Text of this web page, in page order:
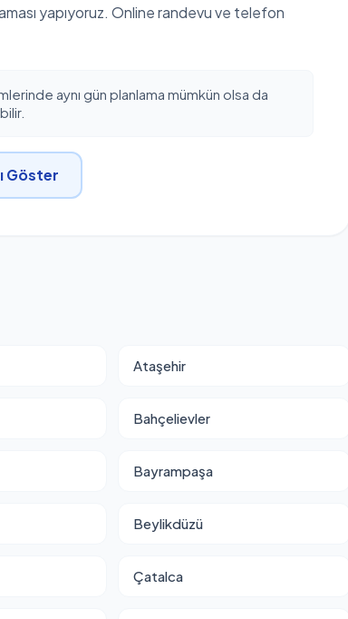
yapıyoruz. Online randevu ve telefon
aynı gün planlama mümkün olsa da
Göster
Ataşehir
Bahçelievler
Bayrampaşa
Beylikdüzü
Çatalca